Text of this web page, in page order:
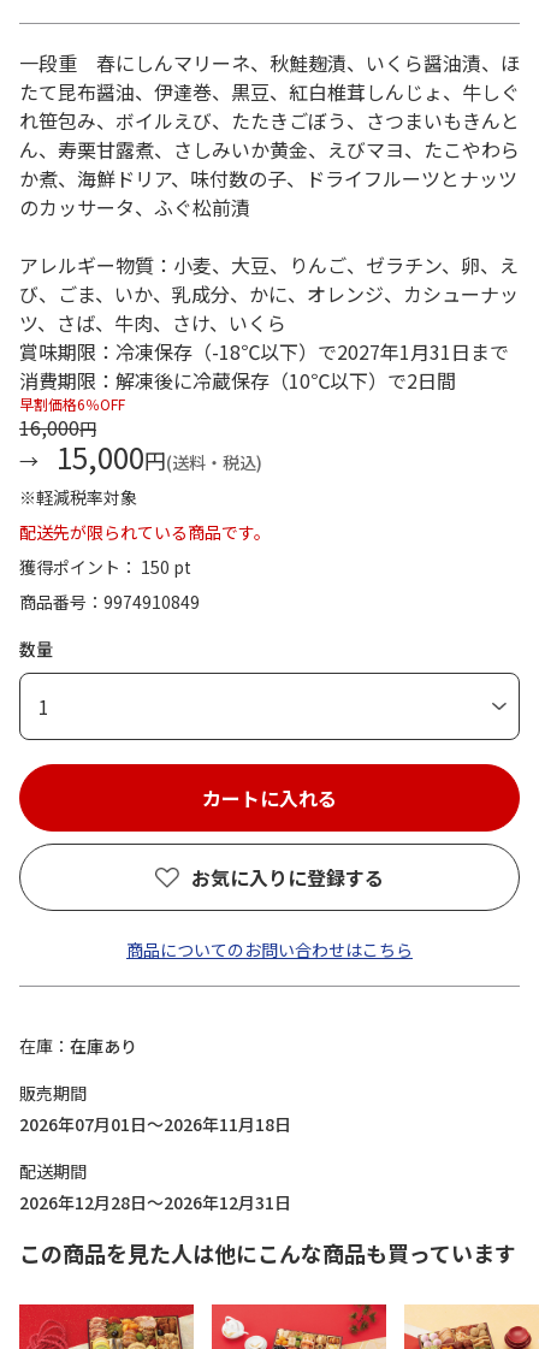
一段重 春にしんマリーネ、秋鮭麹漬、いくら醤油漬、ほ
たて昆布醤油、伊達巻、黒豆、紅白椎茸しんじょ、牛しぐ
れ笹包み、ボイルえび、たたきごぼう、さつまいもきんと
ん、寿栗甘露煮、さしみいか黄金、えびマヨ、たこやわら
か煮、海鮮ドリア、味付数の子、ドライフルーツとナッツ
のカッサータ、ふぐ松前漬
アレルギー物質：小麦、大豆、りんご、ゼラチン、卵、え
び、ごま、いか、乳成分、かに、オレンジ、カシューナッ
ツ、さば、牛肉、さけ、いくら
賞味期限：冷凍保存（-18℃以下）で2027年1月31日まで
消費期限：解凍後に冷蔵保存（10℃以下）で2日間
早割価格6％OFF
16,000円
15,000円(送料・税込)
※軽減税率対象
配送先が限られている商品です。
獲得ポイント： 150 pt
商品番号
9974910849
数量
1
お気に入りに登録する
商品についてのお問い合わせはこちら
在庫
在庫あり
販売期間
2026年07月01日～2026年11月18日
配送期間
2026年12月28日～2026年12月31日
この商品を見た人は他にこんな商品も買っています